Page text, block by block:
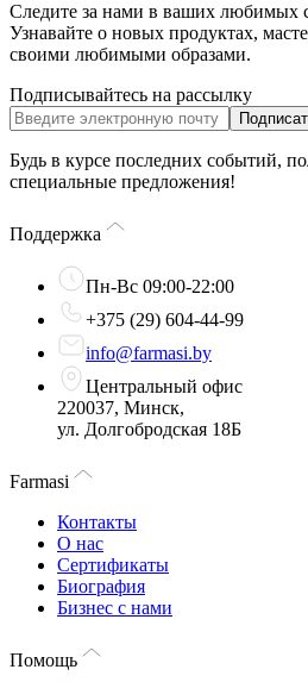
Следите за нами в ваших любимых
Узнавайте о новых продуктах,
своими любимыми образами.
Подписывайтесь на рассылку
Будь в курсе последних событий,
специальные предложения!
Поддержка
Пн-Вс 09:00-22:00
+375 (29) 604-44-99
info@farmasi.by
Центральный офис
220037, Минск,
ул. Долгобродская 18Б
Farmasi
Контакты
О нас
Сертификаты
Биография
Бизнес с нами
Помощь